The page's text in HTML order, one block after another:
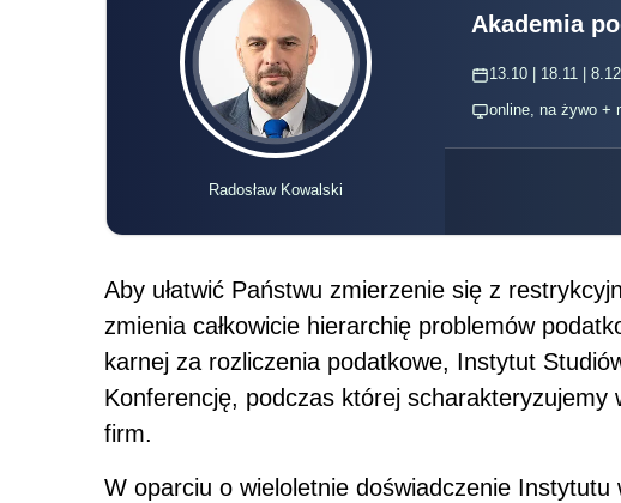
Radosław Kowalski
Akademia
13.10 | 18.11 |
online, na żywo +
Aby ułatwić Państwu zmierzenie się z
zmienia całkowicie hierarchię problemów
karnej za rozliczenia podatkowe, Instytut
Konferencję, podczas której
firm.
W oparciu o wieloletnie doświadczenie